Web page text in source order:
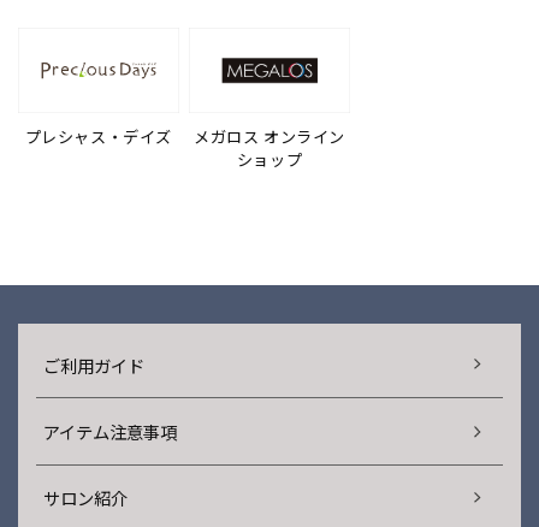
プレシャス・デイズ
メガロス オンライン
ショップ
ご利用ガイド
アイテム注意事項
サロン紹介